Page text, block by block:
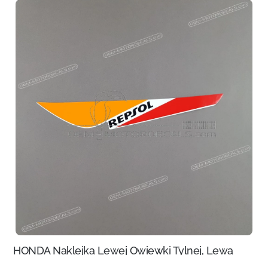
HONDA Naklejka Lewej Owiewki Tylnej, Lewa